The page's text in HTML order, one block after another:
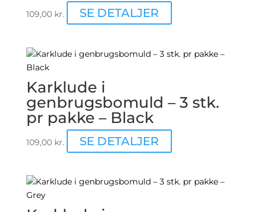
109,00 kr. SE DETALJER
Karklude i
genbrugsbomuld – 3 stk.
pr pakke – Black
109,00 kr. SE DETALJER